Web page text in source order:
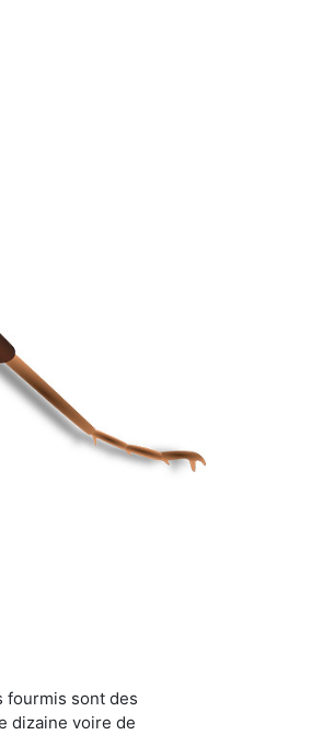
fourmis sont des
dizaine voire de